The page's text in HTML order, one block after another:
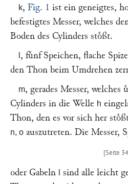
k, Fig. 1 ist ein geneigtes,
befestigtes Messer, welches
Boden des Cylinders stoͤßt.
, fuͤnf Speichen, flache
den Thon beim Umdrehen
m, gerades Messer, welches
Cylinders in die Welle h
Thon, den es vor sich her
n, o auszutreten. Die Messer,
oder Gabeln
sind alle leicht